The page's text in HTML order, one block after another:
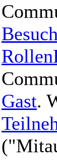
Gast.